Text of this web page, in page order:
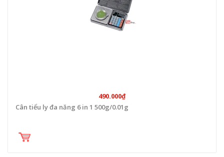
490.000₫
Cân tiểu ly đa năng 6 in 1 500g/0.01g